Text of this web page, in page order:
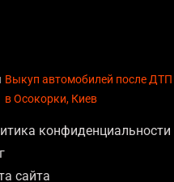
после
Осокорки, Киев актуальна
когда
Выкуп автомобилей после ДТП
в Осокорки, Киев
конфиденциальности
сайта